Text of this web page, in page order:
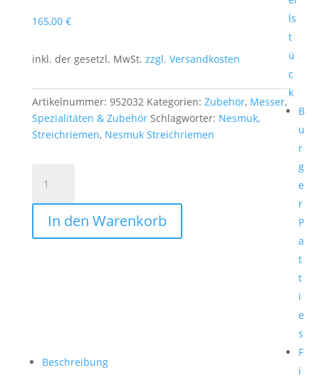
ls
t
ü
c
k
B
u
r
g
e
r
P
a
t
t
i
e
s
F
i
165,00 €
inkl. der gesetzl. MwSt. zzgl. Versandkosten
Artikelnummer: 952032 Kategorien: Zubehör, Messer,
Spezialitäten & Zubehör Schlagwörter: Nesmuk,
Streichriemen, Nesmuk Streichriemen
Streichriemen
Menge
In den Warenkorb
Beschreibung